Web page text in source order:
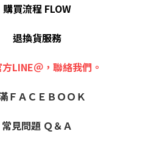
購買流程 FLOW
退換貨服務
LINE＠，聯絡我們。
ＦＡＣＥＢＯＯＫ
常見問題 Ｑ＆Ａ